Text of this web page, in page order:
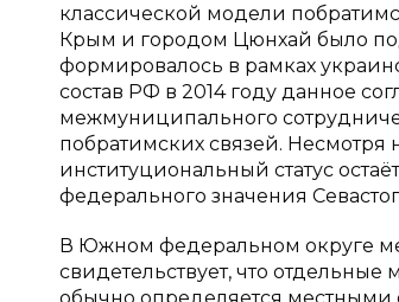
классической модели
Крым и городом Цюнхай было
формировалось в рамках
состав РФ в 2014 году данное
межмуниципального
побратимских связей. Несмотря
институциональный статус
федерального значения
В Южном федеральном округе
свидетельствует, что